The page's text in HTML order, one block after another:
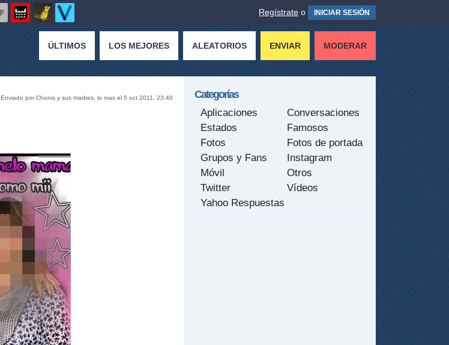
Regístrate o INICIAR SESIÓN
ÚLTIMOS LOS MEJORES ALEATORIOS ENVIAR MODERAR
Enviado por Chonis y sus madres, lo mas el 5 oct 2011, 23:40 Categorías
Aplicaciones
Conversaciones
Estados
Famosos
Fotos
Fotos de portada
Grupos y Fans
Instagram
Móvil
Otros
Twitter
Vídeos
Yahoo Respuestas